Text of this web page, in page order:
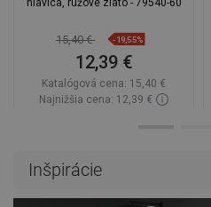
15,40 € -19,55%
12,39 €
Katalógová cena: 15,40 €
Najnižšia cena: 12,39 €
Inšpirácie